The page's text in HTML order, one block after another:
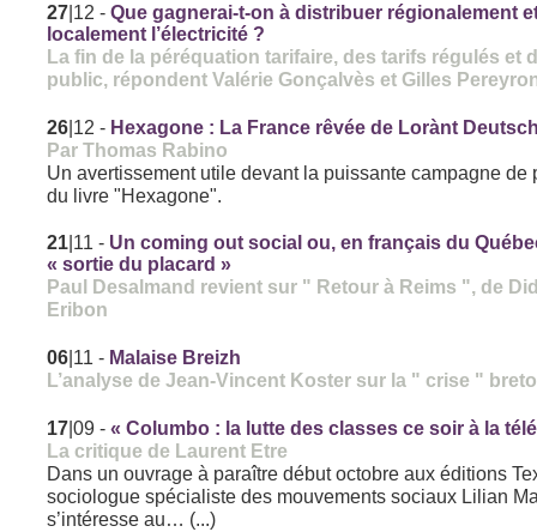
27|12 -Que gagnerai-t-on à distribuer régionalement
localement l’électricité ?
La fin de la péréquation tarifaire, des tarifs régulés et
public, répondent Valérie Gonçalvès et Gilles
26|12 - Hexagone : La France rêvée de Lorànt
Par Thomas Rabino
Un avertissement utile devant la puissante campagne de
du livre "Hexagone".
21|11 - Un coming out social ou, en français du
« sortie du placard »
Paul Desalmand revient sur " Retour à Reims ", de
Eribon
06|11 - Malaise Breizh
L’analyse de Jean-Vincent Koster sur la " crise "
17|09 -« Columbo : la lutte des classes ce soir à la
La critique de Laurent Etre
Dans un ouvrage à paraître début octobre aux éditions
sociologue spécialiste des mouvements sociaux Lilian
s’intéresse au… (...)